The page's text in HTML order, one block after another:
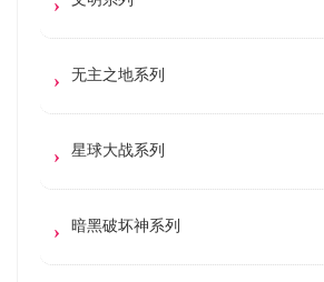
无主之地系列
星球大战系列
暗黑破坏神系列